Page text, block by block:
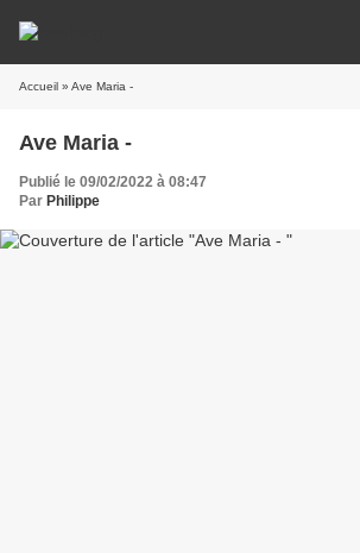
Accueil » Ave Maria -
Ave Maria -
Publié le 09/02/2022 à 08:47
Par Philippe